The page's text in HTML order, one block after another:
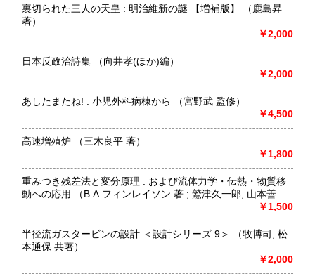
沖縄県 300円
※販売書籍につきまして【お電話でのお問い合わせ】は、現
品在庫を確認するためお時間を頂戴いたします。
沿線名：JR中央線・総武線・東京メトロ丸ノ内線
営業時間：【事務所営業・通信販売専門 (ご来店不可)】
9:00〜17:00 ※買取・仕入れ等で不在の場合がございます
書籍の買取について
自然科学等の学術書・専門書・その他資料買取り致します。
電話・FAX・メール等でお気軽にご相談下さいませ。
出張買取・配送料着払い(当店の支払い)で送って頂くことも
※お送り頂く場合は必ず事前にご連絡下さいませ。
取り扱い分野
裏切られた三人の天皇 : 明治維新の謎 【増補版】 （鹿島昇
著）
￥2,000
日本反政治詩集 （向井孝(ほか)編）
￥2,000
あしたまたね! : 小児外科病棟から （宮野武 監修）
￥4,500
高速増殖炉 （三木良平 著）
￥1,800
重みつき残差法と変分原理 : および流体力学・伝熱・物質移
動への応用 （B.A.フィンレイソン 著 ; 鷲津久一郎, 山本善之,
￥1,500
半径流ガスタービンの設計 ＜設計シリーズ 9＞ （牧博司, 松
本通保 共著）
￥2,000